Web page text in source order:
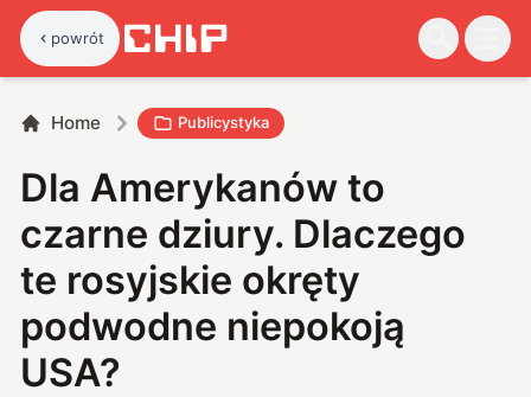
powrót
Home Publicystyka
Dla Amerykanów to
czarne dziury. Dlaczego
te rosyjskie okręty
podwodne niepokoją
USA?